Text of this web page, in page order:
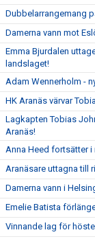
Dubbelarrangemang
Damerna vann mot
Emma Bjurdalen
landslaget!
Adam Wennerholm -
HK Aranäs värvar
Lagkapten Tobias
Aranäs!
Anna Heed fortsätter
Aranäsare uttagna till
Damerna vann i
Emelie Batista
Vinnande lag för